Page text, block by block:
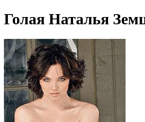
Голая Наталья